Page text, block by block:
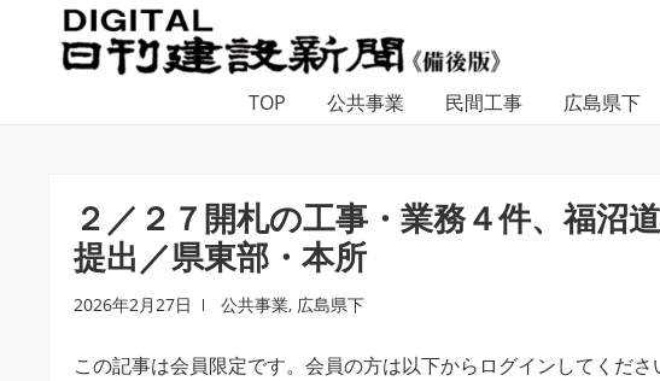
ナ
ビ
ゲ
コ
ン
テ
TOP 公共事業 民間工事 広島県下
２／２７開札の工事・業務４件、福沼
提出／県東部・本所
2026年2月27日 公共事業, 広島県下
この記事は会員限定です。会員の方は以下からログインしてくださ